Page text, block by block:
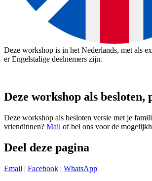
Deze workshop is in het Nederlands, met als
er Engelstalige deelnemers zijn.
Deze workshop als besloten,
Deze workshop als besloten versie met je
vriendinnen? Mail of bel ons voor de
Deel deze pagina
Email | Facebook | WhatsApp